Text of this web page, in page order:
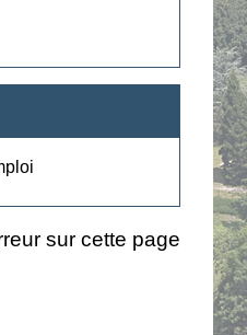
sur cette page